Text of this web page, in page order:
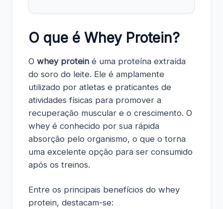
O que é Whey Protein?
O whey protein é uma proteína extraída
do soro do leite. Ele é amplamente
utilizado por atletas e praticantes de
atividades físicas para promover a
recuperação muscular e o crescimento. O
whey é conhecido por sua rápida
absorção pelo organismo, o que o torna
uma excelente opção para ser consumido
após os treinos.
Entre os principais benefícios do whey
protein, destacam-se: